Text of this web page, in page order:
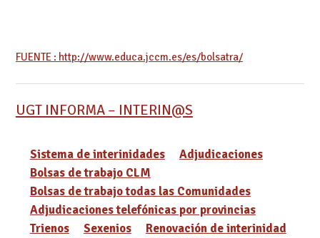
FUENTE : http://www.educa.jccm.es/es/bolsatra/
UGT INFORMA – INTERIN@S
Sistema de interinidades
Adjudicaciones
Bolsas de trabajo CLM
Bolsas de trabajo todas las Comunidades
Adjudicaciones telefónicas por provincias
Trienos
Sexenios
Renovación de interinidad